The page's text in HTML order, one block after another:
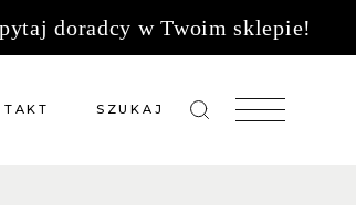
doradcy w Twoim sklepie!
SZUKAJ